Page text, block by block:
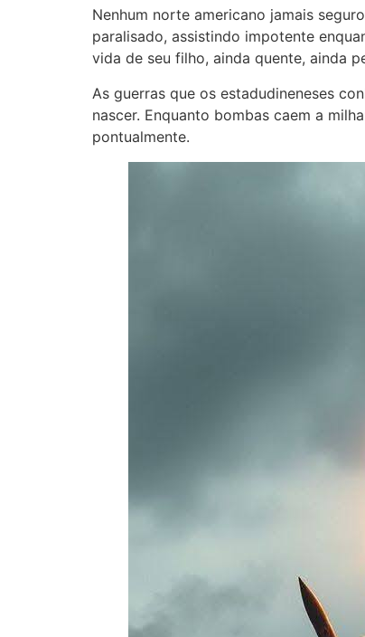
Nenhum norte americano jamais
paralisado, assistindo impotente
vida de seu filho, ainda quente, ainda
As guerras que os estadudineneses
nascer. Enquanto bombas caem a
pontualmente.